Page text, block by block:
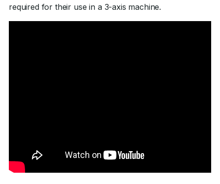
required for their use in a 3-axis machine.